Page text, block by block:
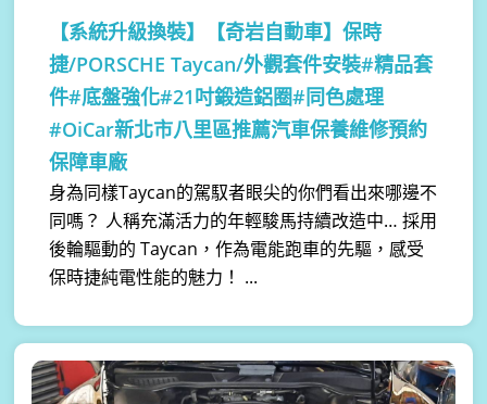
【系統升級換裝】
【奇岩自動車】保時
捷/PORSCHE Taycan/外觀套件安裝#精品套
件#底盤強化#21吋鍛造鋁圈#同色處理
#OiCar新北市八里區推薦汽車保養維修預約
保障車廠
身為同樣Taycan的駕馭者眼尖的你們看出來哪邊不
同嗎？ 人稱充滿活力的年輕駿馬持續改造中… 採用
後輪驅動的 Taycan，作為電能跑車的先驅，感受
保時捷純電性能的魅力！ ...